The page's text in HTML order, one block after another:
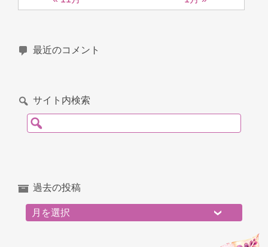
最近のコメント
サイト内検索
検索:
過去の投稿
過去の投稿